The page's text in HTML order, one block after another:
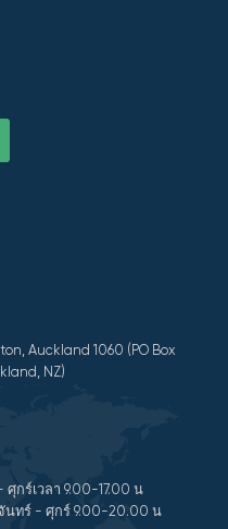
Auckland 1060 (PO Box
NZ)
กร์เวลา 9.00-17.00 น
นทร์ - ศุกร์ 9.00-20.00 น